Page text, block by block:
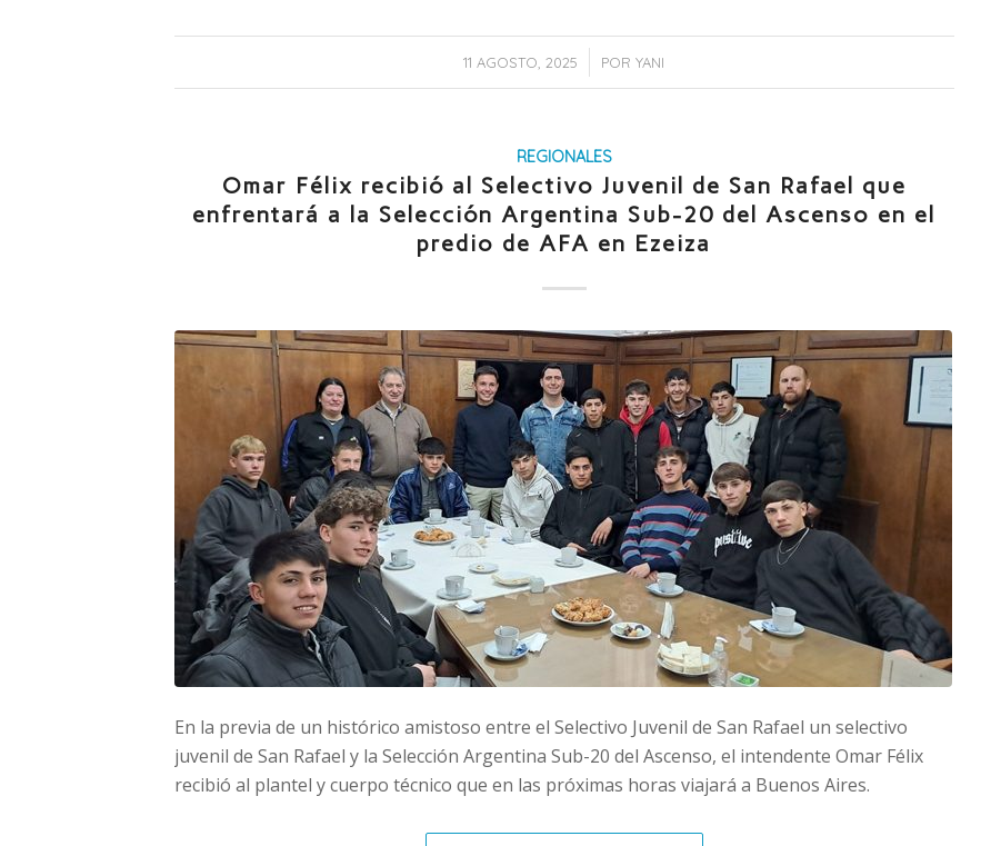
11 AGOSTO, 2025
/ PORYANI
REGIONALES
Omar Félix recibió al Selectivo Juvenil de San Rafael que
enfrentará a la Selección Argentina Sub-20 del Ascenso en el
predio de AFA en Ezeiza
En la previa de un histórico amistoso entre el Selectivo Juvenil de San Rafael un selectivo
juvenil de San Rafael y la Selección Argentina Sub-20 del Ascenso, el intendente Omar Félix
recibió al plantel y cuerpo técnico que en las próximas horas viajará a Buenos Aires.